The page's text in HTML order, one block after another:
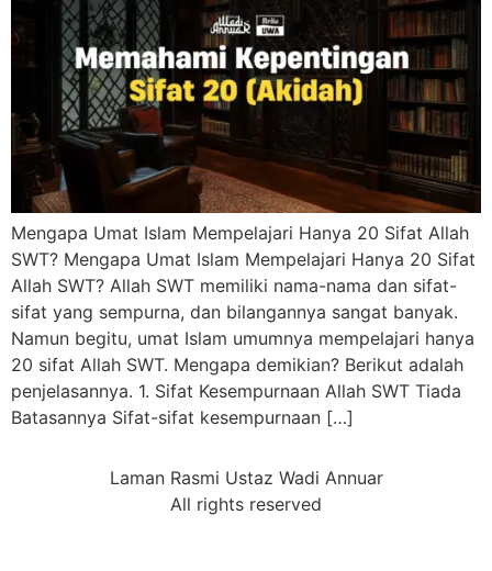
Mengapa Umat Islam Mempelajari Hanya 20 Sifat Allah
SWT? Mengapa Umat Islam Mempelajari Hanya 20 Sifat
Allah SWT? Allah SWT memiliki nama-nama dan sifat-
sifat yang sempurna, dan bilangannya sangat banyak.
Namun begitu, umat Islam umumnya mempelajari hanya
20 sifat Allah SWT. Mengapa demikian? Berikut adalah
penjelasannya. 1. Sifat Kesempurnaan Allah SWT Tiada
Batasannya ⁠Sifat-sifat kesempurnaan […]
Laman Rasmi Ustaz Wadi Annuar
All rights reserved